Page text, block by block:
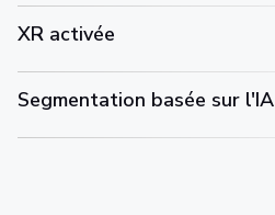
XR activée
Segmentation basée sur l'IA